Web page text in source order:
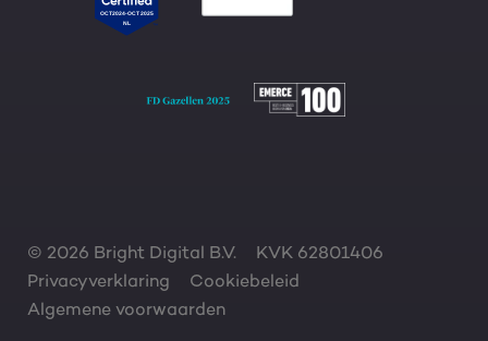
© 2026 Bright Digital B.V.
KVK 62801406
Privacyverklaring
Cookiebeleid
Algemene voorwaarden